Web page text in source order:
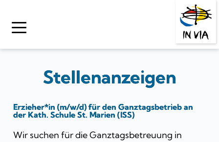
springen
Stellenanzeigen
Erzieher*in (m/w/d) für den Ganztagsbetrieb an
der Kath. Schule St. Marien (ISS)
Wir suchen für die Ganztagsbetreuung in